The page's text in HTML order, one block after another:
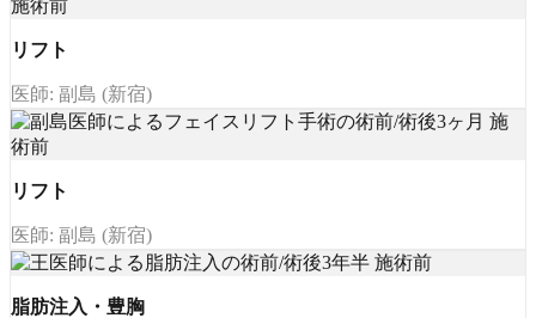
リフト
医師: 副島 (新宿)
リフト
医師: 副島 (新宿)
脂肪注入・豊胸